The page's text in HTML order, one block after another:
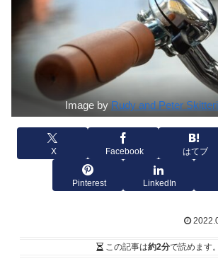
Image by Rudy and Peter
X Facebook はてブ
Pinterest LinkedIn
この記事は約2分で読めます。